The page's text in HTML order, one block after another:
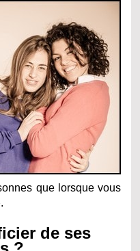
que lorsque vous
de ses